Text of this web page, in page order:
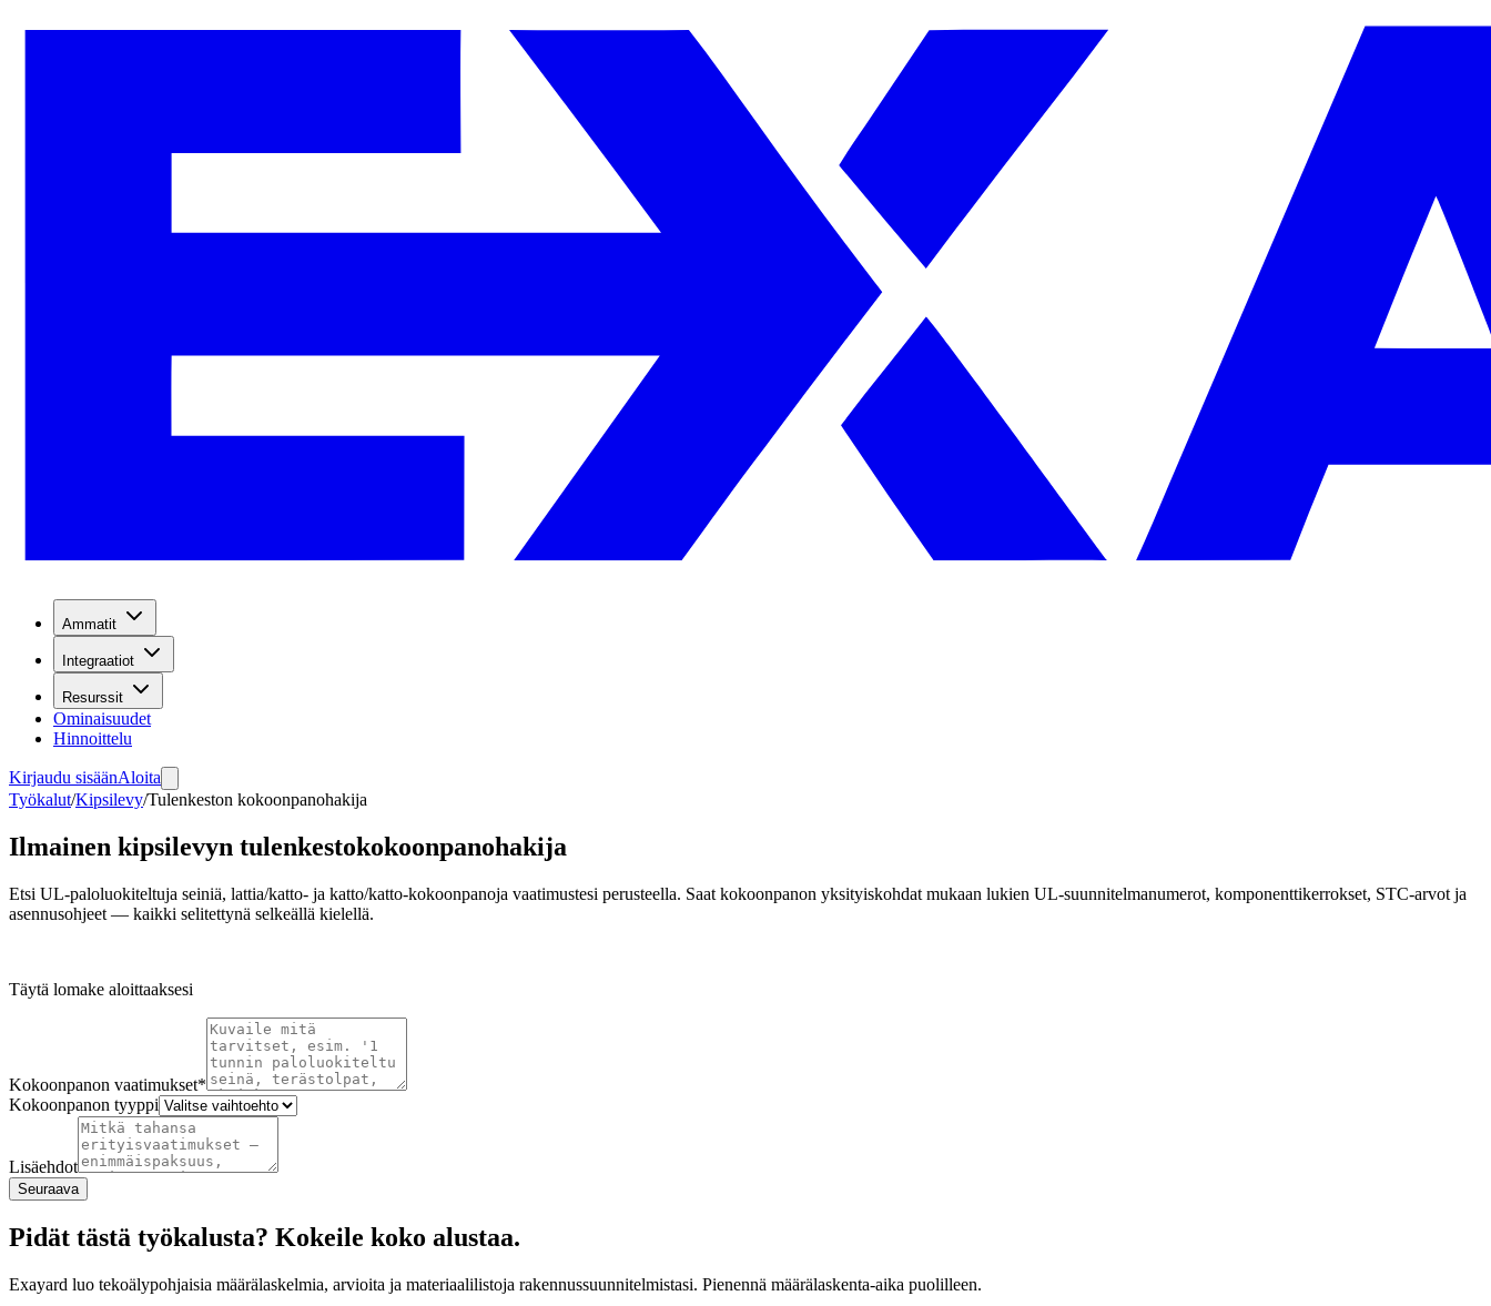
Ammatit
Integraatiot
Resurssit
Ominaisuudet
Hinnoittelu
Kirjaudu sisäänAloita
Työkalut/Kipsilevy/Tulenkeston kokoonpanohakija
Ilmainen kipsilevyn tulenkestokokoonpanohakija
Etsi UL-paloluokiteltuja seiniä, lattia/katto- ja katto/katto-kokoonpanoja vaatimustesi perusteella. Saat kokoonpanon yksityiskohdat mukaan lukien UL-suunnitelmanumerot, komponenttikerrokset, STC-arvot ja
asennusohjeet — kaikki selitettynä selkeällä kielellä.
Täytä lomake aloittaaksesi
Kokoonpanon vaatimukset*
Kokoonpanon tyyppi
Lisäehdot
Seuraava
Pidät tästä työkalusta? Kokeile koko alustaa.
Exayard luo tekoälypohjaisia määrälaskelmia, arvioita ja materiaalilistoja rakennussuunnitelmistasi. Pienennä määrälaskenta-aika puolilleen.